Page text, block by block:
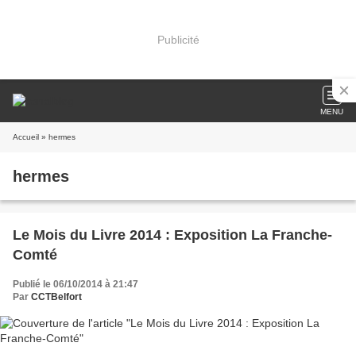
Publicité
MENU
Accueil » hermes
hermes
Le Mois du Livre 2014 : Exposition La Franche-
Comté
Publié le 06/10/2014 à 21:47
Par CCTBelfort